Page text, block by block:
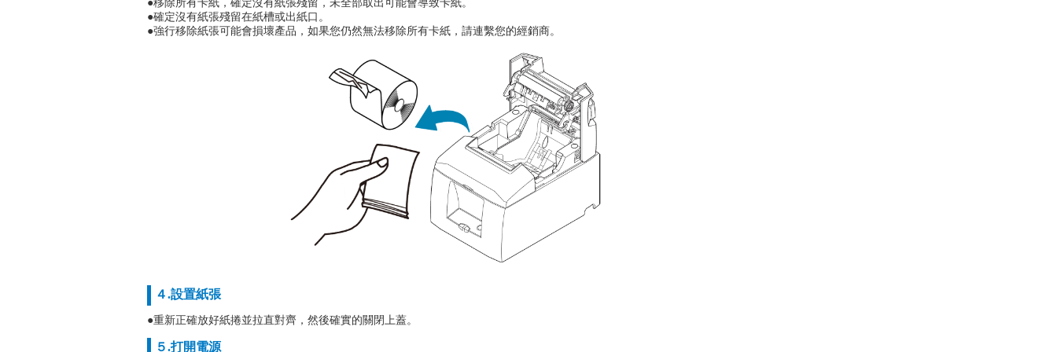
●移除所有卡紙，確定沒有紙張殘留，未全部取出可能會導致卡紙。
●確定沒有紙張殘留在紙槽或出紙口。
●強行移除紙張可能會損壞產品，如果您仍然無法移除所有卡紙，請連繫您的經銷商。
４.設置紙張
●重新正確放好紙捲並拉直對齊，然後確實的關閉上蓋。
５.打開電源